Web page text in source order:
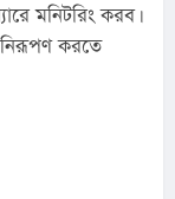
মনিটরিং করব।
নিরূপণ করতে